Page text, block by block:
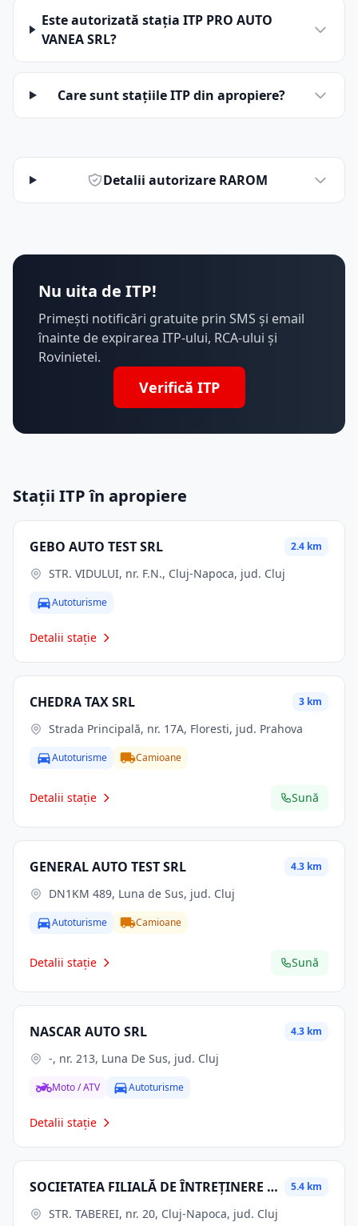
Este autorizată stația ITP PRO AUTO
VANEA SRL?
Care sunt stațiile ITP din apropiere?
Detalii autorizare RAROM
Nu uita de ITP!
Primești notificări gratuite prin SMS și email
înainte de expirarea ITP-ului, RCA-ului și
Rovinietei.
Verifică ITP
Stații ITP în apropiere
GEBO AUTO TEST SRL 2.4 km
STR. VIDULUI, nr. F.N., Cluj-Napoca, jud. Cluj
Autoturisme
Detalii stație
CHEDRA TAX SRL 3 km
Strada Principală, nr. 17A, Floresti, jud. Prahova
Autoturisme Camioane
Detalii stație Sună
GENERAL AUTO TEST SRL 4.3 km
DN1KM 489, Luna de Sus, jud. Cluj
Autoturisme Camioane
Detalii stație Sună
NASCAR AUTO SRL 4.3 km
-, nr. 213, Luna De Sus, jud. Cluj
Moto / ATV Autoturisme
Detalii stație
SOCIETATEA FILIALĂ DE ÎNTREȚINERE ȘI SERVICII ENERGETICE " ELECTRICA SERV " S.A. 5.4 km
STR. TABEREI, nr. 20, Cluj-Napoca, jud. Cluj